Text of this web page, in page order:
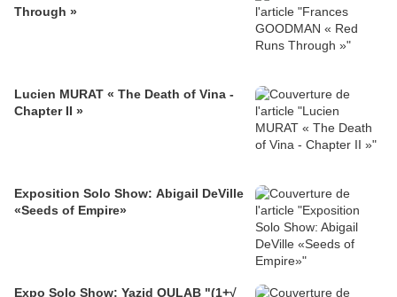
Through »
Lucien MURAT « The Death of Vina -
Chapter II »
Exposition Solo Show: Abigail DeVille
«Seeds of Empire»
Expo Solo Show: Yazid OULAB "(1+√